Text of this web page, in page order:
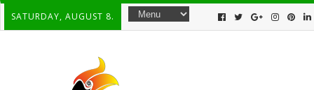
SATURDAY, AUGUST 8.